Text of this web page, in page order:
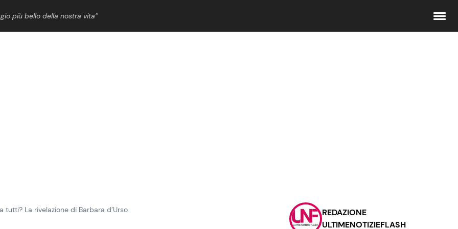
più bello della nostra vita”
Contattaci
Pubblicità
La rivelazione di Barbara d’Urso
REDAZIONE
ULTIMENOTIZIEFLASH